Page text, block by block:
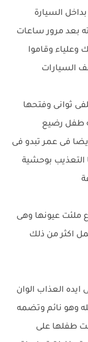
السيارة
بعد مرور ساعات
وعلياء وقاموا
السيارات
ثوانى وفتحها
طفل رضيع
فى عمر تبدو فى
التعذيب بوحشية
ملئت عيونها وهى
اكثر من ذلك
العذاب الوان
وهو نائم وتضمه
طفلها على